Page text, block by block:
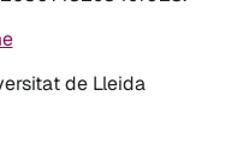
de Lleida